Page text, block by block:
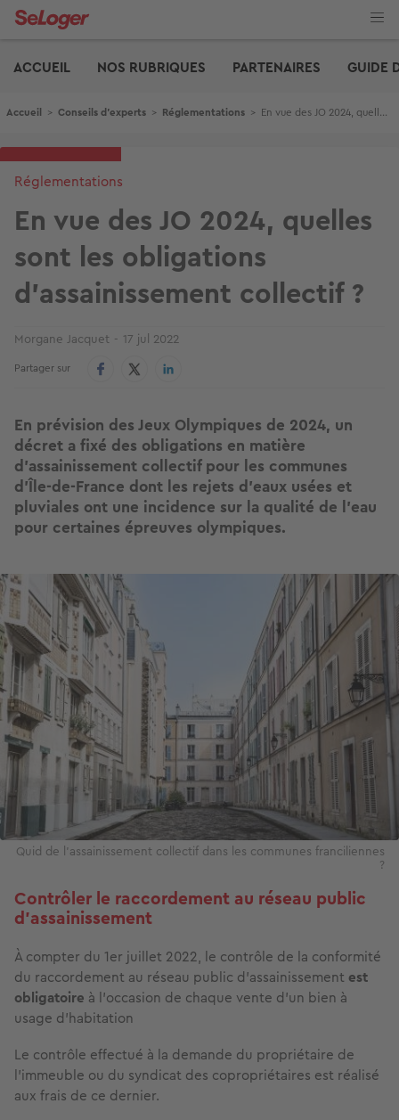
Aller
ACCUEIL
NOS RUBRIQUES PARTENAIRES GUIDE
Fil d'Ariane
Accueil > Conseils d'experts > Réglementations > En vue des JO 2024, quelles sont les obligations d'assainissement collectif ?
Réglementations
En vue des JO 2024, quelles
sont les obligations
d'assainissement collectif ?
Morgane Jacquet 17 jul 2022
Partager sur
En prévision des Jeux Olympiques de 2024, un
décret a fixé des obligations en matière
d'assainissement collectif pour les communes
d’Île-de-France dont les rejets d'eaux usées et
pluviales ont une incidence sur la qualité de l'eau
pour certaines épreuves olympiques.
Image
Quid de l'assainissement collectif dans les communes franciliennes
?
Contrôler le raccordement au réseau public
d’assainissement
À compter du 1er juillet 2022, le contrôle de la conformité
du raccordement au réseau public d’assainissement est
obligatoire à l’occasion de chaque vente d’un bien à
usage d’habitation
Le contrôle effectué à la demande du propriétaire de
l'immeuble ou du syndicat des copropriétaires est réalisé
aux frais de ce dernier.